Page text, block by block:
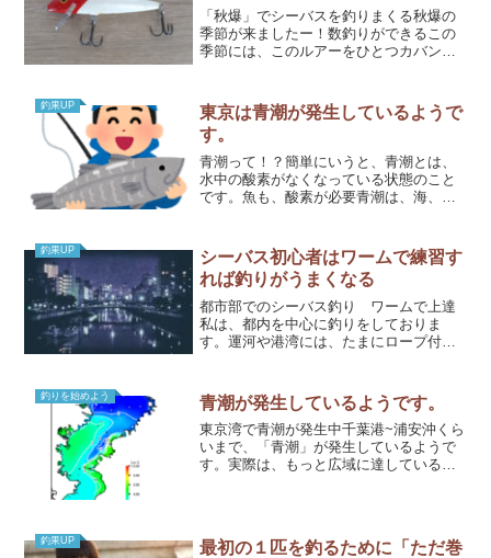
「秋爆」でシーバスを釣りまくる秋爆の
季節が来ましたー！数釣りができるこの
季節には、このルアーをひとつカバンに
11(function(b,c,f,g,a,d,e){b.Moshi...
釣果UP
東京は青潮が発生しているようで
す。
青潮って！？簡単にいうと、青潮とは、
水中の酸素がなくなっている状態のこと
です。魚も、酸素が必要青潮は、海、河
生しました。隅田川新大橋付近から東京
港連絡橋（レインボ...
釣果UP
シーバス初心者はワームで練習す
れば釣りがうまくなる
都市部でのシーバス釣り ワームで上達
私は、都内を中心に釣りをしておりま
す。運河や港湾には、たまにロープ付き
や岩場がせり出していて釣り可能な部分
が少ない場所もあります。潮...
釣りを始めよう 青潮が発生しているようです。
東京湾で青潮が発生中千葉港~浦安沖くら
いまで、「青潮」が発生しているようで
す。実際は、もっと広域に達しているか
現されたりもします。出...
釣果UP 最初の１匹を釣るために「ただ巻